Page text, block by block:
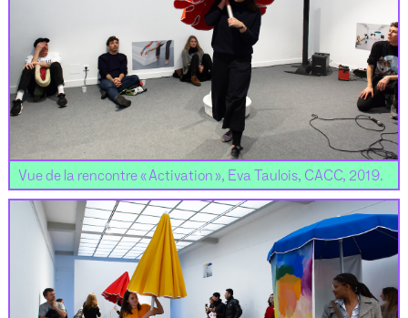
Vue de la rencontre « Activation », Eva Taulois, CACC, 2019.